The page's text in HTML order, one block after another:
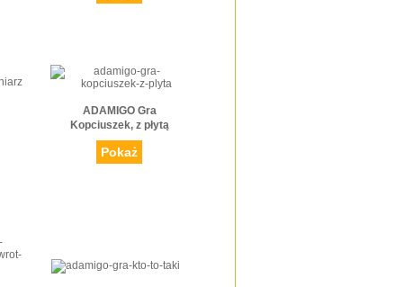
ADAMIGO Gra
Kopciuszek, z płytą
Pokaż